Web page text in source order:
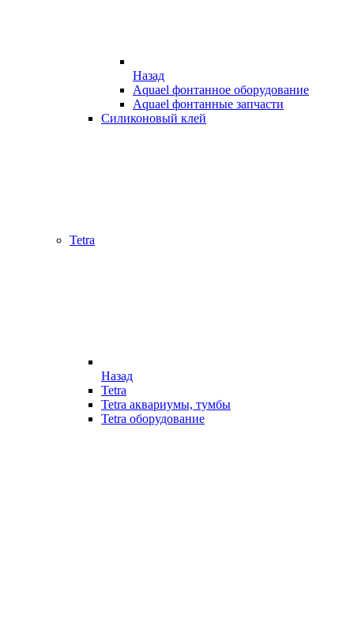
Назад
Aquael фонтанное оборудование
Aquael фонтанные запчасти
Силиконовый клей
Tetra
Назад
Tetra
Tetra аквариумы, тумбы
Tetra оборудование